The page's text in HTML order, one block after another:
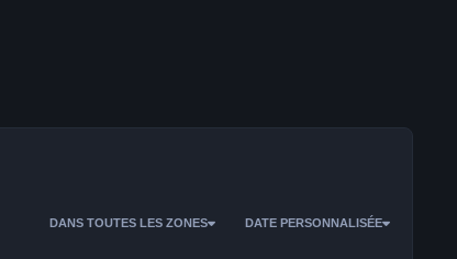
DANS TOUTES LES ZONES DATE PERSONNALISÉE